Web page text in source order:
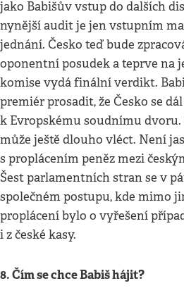
jako Babišův vstup do dalších
nynější audit je jen vstupním
jednání. Česko teď bude
oponentní posudek a teprve na
komise vydá finální verdikt.
premiér prosadit, že Česko se
k Evropskému soudnímu dvoru.
může ještě dlouho vléct. Není
s proplácením peněz mezi
Šest parlamentních stran se v
společném postupu, kde mimo
proplácení bylo o vyřešení
i z české kasy.
8. Čím se chce Babiš hájit?